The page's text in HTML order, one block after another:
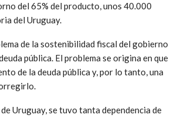
del 65% del producto, unos 40.000
del Uruguay.
de la sostenibilidad fiscal del gobierno
pública. El problema se origina en que
de la deuda pública y, por lo tanto, una
Uruguay, se tuvo tanta dependencia de